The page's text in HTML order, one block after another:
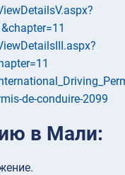
de-conduire-2099
в Мали: